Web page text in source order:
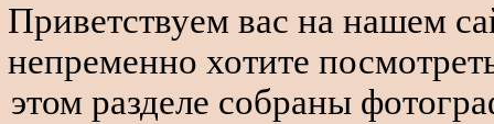
Приветствуем вас на нашем
непременно хотите
этом разделе собраны